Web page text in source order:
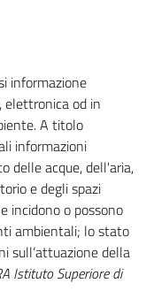
informazione
elettronica od in
A titolo
informazioni
delle acque, dell'aria,
e degli spazi
incidono o possono
ambientali; lo stato
sull’attuazione della
Istituto Superiore di